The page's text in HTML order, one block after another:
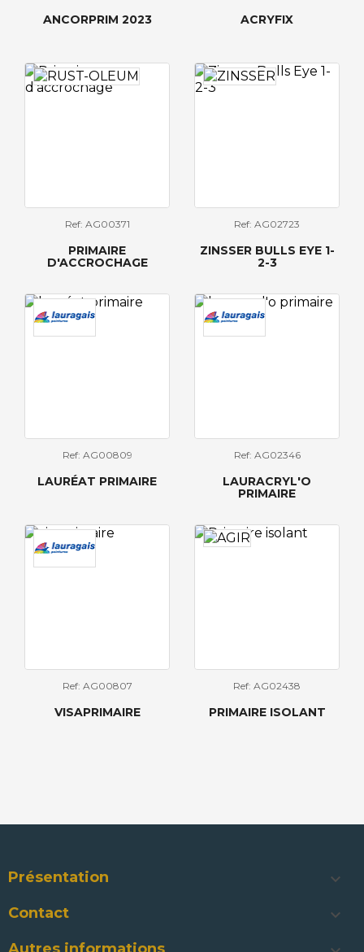
ANCORPRIM 2023 ACRYFIX
Ref: AG00371
PRIMAIRE
D'ACCROCHAGE
Ref: AG02723
ZINSSER BULLS EYE 1-
2-3
Ref: AG00809
LAURÉAT PRIMAIRE
Ref: AG02346
LAURACRYL'O
PRIMAIRE
Ref: AG00807
VISAPRIMAIRE
Ref: AG02438
PRIMAIRE ISOLANT
Présentation 
Contact 